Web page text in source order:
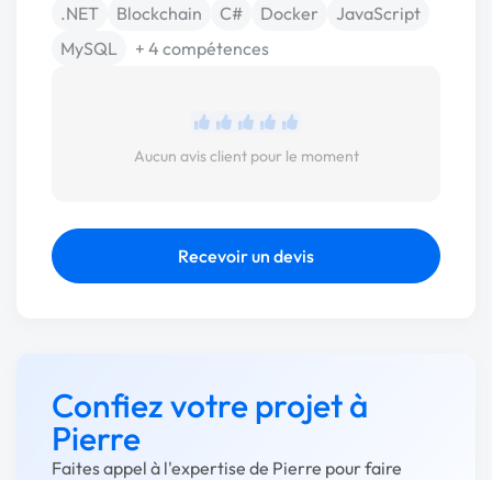
.NET Blockchain C# Docker
JavaScript
MySQL
+ 4 compétences
Aucun avis client pour le moment
Recevoir un devis
Confiez votre projet à
Pierre
Faites appel à l'expertise de Pierre pour faire